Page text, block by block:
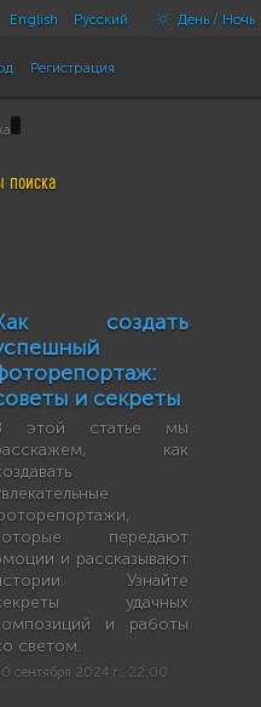
English Русский День / Ночь
Регистрация
поиска
создать
и секреты
этой статье мы
как
передают
и рассказывают
Узнайте
удачных
и работы
светом.
сентября 2024 г., 22:00